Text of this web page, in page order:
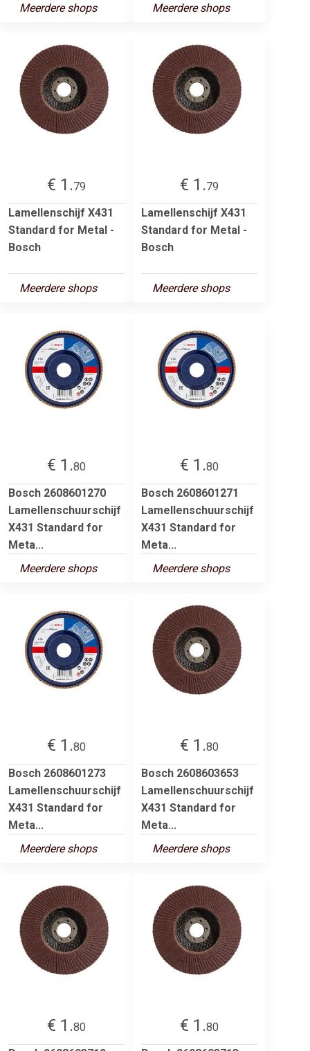
Meerdere shops
Meerdere shops
€ 1.79
Lamellenschijf X431
Standard for Metal -
Bosch
Meerdere shops
€ 1.79
Lamellenschijf X431
Standard for Metal -
Bosch
Meerdere shops
€ 1.80
Bosch 2608601270
Lamellenschuurschijf
X431 Standard for
Meta...
Meerdere shops
€ 1.80
Bosch 2608601271
Lamellenschuurschijf
X431 Standard for
Meta...
Meerdere shops
€ 1.80
Bosch 2608601273
Lamellenschuurschijf
X431 Standard for
Meta...
Meerdere shops
€ 1.80
Bosch 2608603653
Lamellenschuurschijf
X431 Standard for
Meta...
Meerdere shops
€ 1.80
€ 1.80